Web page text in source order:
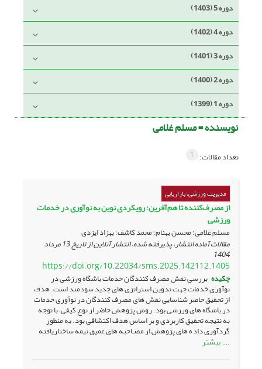
دوره 5 (1403)
دوره 4 (1402)
دوره 3 (1401)
دوره 2 (1400)
دوره 1 (1399)
نویسنده =مسلم غلامی
تعداد مقالات: 1
مدیریت ورزشی، بازاریابی
از مصرف‌کننده تا هم‌آفرین: رویکردی نوین به نوآوری در خدمات
ورزشی
مسلم غلامی؛ محسن بهنام؛ محمد کاشف؛ بهزاد ایزدی
مقالات آماده انتشار، پذیرفته شده، انتشار آنلاین از تاریخ 13 مرداد
1404
https://doi.org/10.22034/sms.2025.142112.1405
چکیده بررسی نقش مصرف کنندگان خدمات باشگاه ورزشی در
نوآوری خدمات جهت تدوین استراتژی های جدید سودمند است. هدف
از تحقیق حاضر شناسایی نقش های مصرف کنندگان در نوآوری خدمات
در باشگاه های ورزشی بود. روش پژوهش حاضر از نوع کیفی، با توجه
به نتیجه تحقیق کاربردی و بر اساس هدف اکتشافی بود. به منظور
گردآوری داد ه های پژوهش از مصـاحبه‌ های عمیق نیمه ساختاریافته
... بیشتر